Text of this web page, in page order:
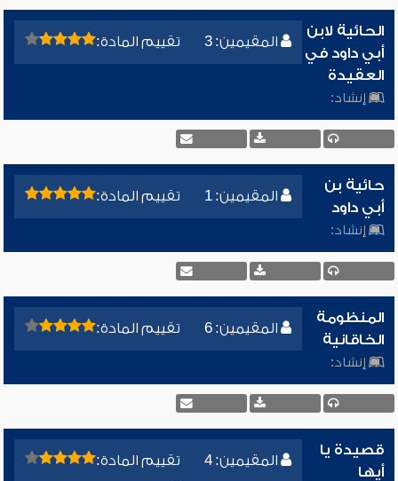
المقيمين: 3 تقييم المادة:
الحائية لابن
أبي داود في
العقيدة
إنشاد:
المقيمين: 1 تقييم المادة:
حائية بن
أبي داود
إنشاد:
المقيمين: 6 تقييم المادة:
المنظومة
الخاقانية
إنشاد:
المقيمين: 4 تقييم المادة:
قصيدة يا
أيها